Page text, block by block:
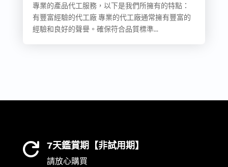
專業的產品代工服務，以下是我們所擁有的特點：
有豐富經驗的代工廠 專業的代工廠通常擁有豐富的
經驗和良好的聲譽。確保符合品質標準...
 7天鑑賞期【非試用期】
請放心購買